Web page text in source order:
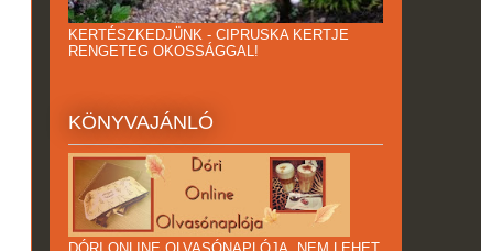
KERTÉSZKEDJÜNK - CIPRUSKA KERTJE
RENGETEG OKOSSÁGGAL!
KÖNYVAJÁNLÓ